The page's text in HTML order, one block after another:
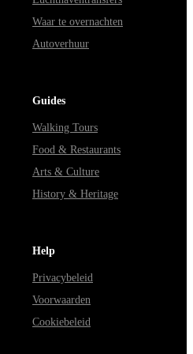
Waar te overnachten
Autoverhuur
Guides
Walking Tours
Food & Restaurants
Arts & Culture
History & Heritage
Help
Privacybeleid
Voorwaarden
Cookiebeleid